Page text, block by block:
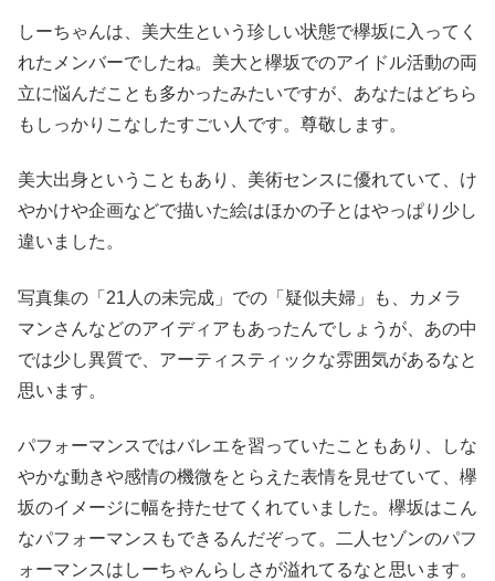
しーちゃんは、美大生という珍しい状態で欅坂に入ってく
れたメンバーでしたね。美大と欅坂でのアイドル活動の両
立に悩んだことも多かったみたいですが、あなたはどちら
もしっかりこなしたすごい人です。尊敬します。
美大出身ということもあり、美術センスに優れていて、け
やかけや企画などで描いた絵はほかの子とはやっぱり少し
違いました。
写真集の「21人の未完成」での「疑似夫婦」も、カメラ
マンさんなどのアイディアもあったんでしょうが、あの中
では少し異質で、アーティスティックな雰囲気があるなと
思います。
パフォーマンスではバレエを習っていたこともあり、しな
やかな動きや感情の機微をとらえた表情を見せていて、欅
坂のイメージに幅を持たせてくれていました。欅坂はこん
なパフォーマンスもできるんだぞって。二人セゾンのパフ
ォーマンスはしーちゃんらしさが溢れてるなと思います。